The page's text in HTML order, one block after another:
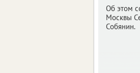
Об этом
Москвы
Собянин.